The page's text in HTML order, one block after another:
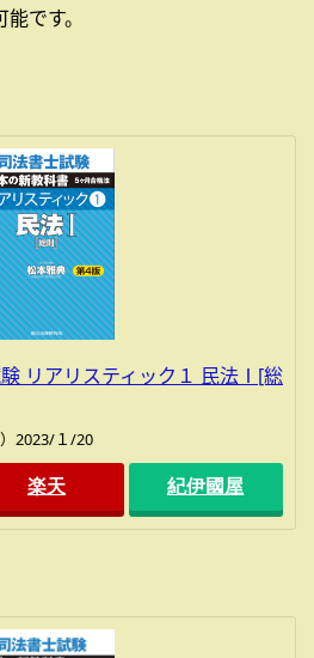
です。
験 リアリスティック１ 民法Ⅰ[総
2023/１/20
楽天 紀伊國屋